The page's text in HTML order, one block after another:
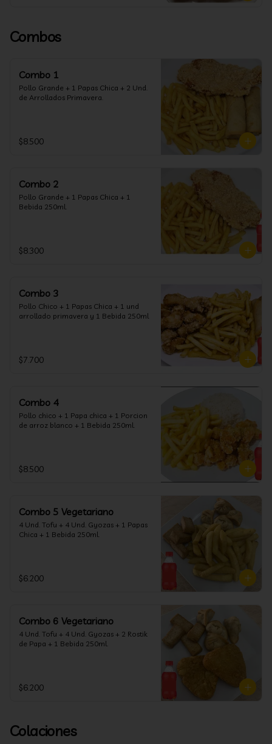
Combos
Combo 1
Pollo Grande + 1 Papas Chica + 2 Und.
de Arrollados Primavera.
$8.500
Combo 2
Pollo Grande + 1 Papas Chica + 1
Bebida 250ml.
$8.300
Combo 3
Pollo Chico + 1 Papas Chica + 1 und
arrollado primavera y 1 Bebida 250ml
$7.700
Combo 4
Pollo chico + 1 Papa chica + 1 Porcion
de arroz blanco + 1 Bebida 250ml.
$8.500
Combo 5 Vegetariano
4 Und. Tofu + 4 Und. Gyozas + 1 Papas
Chica + 1 Bebida 250ml.
$6.200
Combo 6 Vegetariano
4 Und. Tofu + 4 Und. Gyozas + 2 Rostik
de Papa + 1 Bebida 250ml.
$6.200
Colaciones